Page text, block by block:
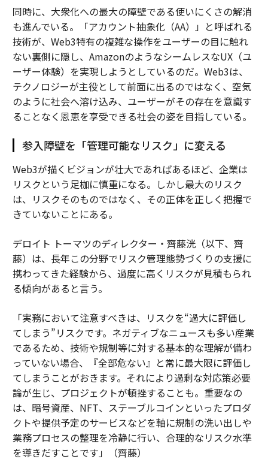
同時に、大衆化への最大の障壁である使いにくさの解消
も進んでいる。「アカウント抽象化（AA）」と呼ばれる
技術が、Web3特有の複雑な操作をユーザーの目に触れ
ない裏側に隠し、AmazonのようなシームレスなUX（ユ
ーザー体験）を実現しようとしているのだ。Web3は、
テクノロジーが主役として前面に出るのではなく、空気
のように社会へ溶け込み、ユーザーがその存在を意識す
ることなく恩恵を享受できる社会の姿を目指している。
参入障壁を「管理可能なリスク」に変える
Web3が描くビジョンが壮大であればあるほど、企業は
リスクという足枷に慎重になる。しかし最大のリスク
は、リスクそのものではなく、その正体を正しく把握で
きていないことにある。
デロイト トーマツのディレクター・齊藤洸（以下、齊
藤）は、長年この分野でリスク管理態勢づくりの支援に
携わってきた経験から、過度に高くリスクが見積もられ
る傾向があると言う。
「実務において注意すべきは、リスクを“過大に評価し
てしまう”リスクです。ネガティブなニュースも多い産業
であるため、技術や規制等に対する基本的な理解が備わ
っていない場合、『全部危ない』と常に最大限に評価し
てしまうことがおきます。それにより過剰な対応策必要
論が生じ、プロジェクトが頓挫することも。重要なの
は、暗号資産、NFT、ステーブルコインといったプロダ
クトや提供予定のサービスなどを軸に規制の洗い出しや
業務プロセスの整理を冷静に行い、合理的なリスク水準
を導きだすことです」（齊藤）